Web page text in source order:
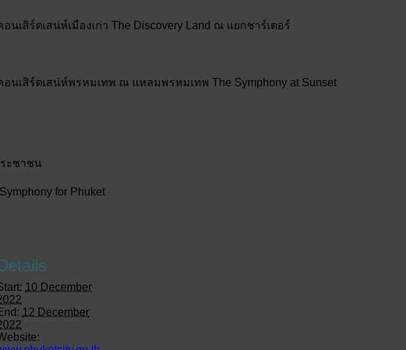
นเสิร์ตเสน่ห์เมืองเก่า The Discovery Land ณ แยกชาร์เตอร์
นเสิร์ตเสน่ห์พรหมเทพ ณ แหลมพรหมเทพ The Symphony at Sunset
ะชาชน
for Phuket
10 December
12 December